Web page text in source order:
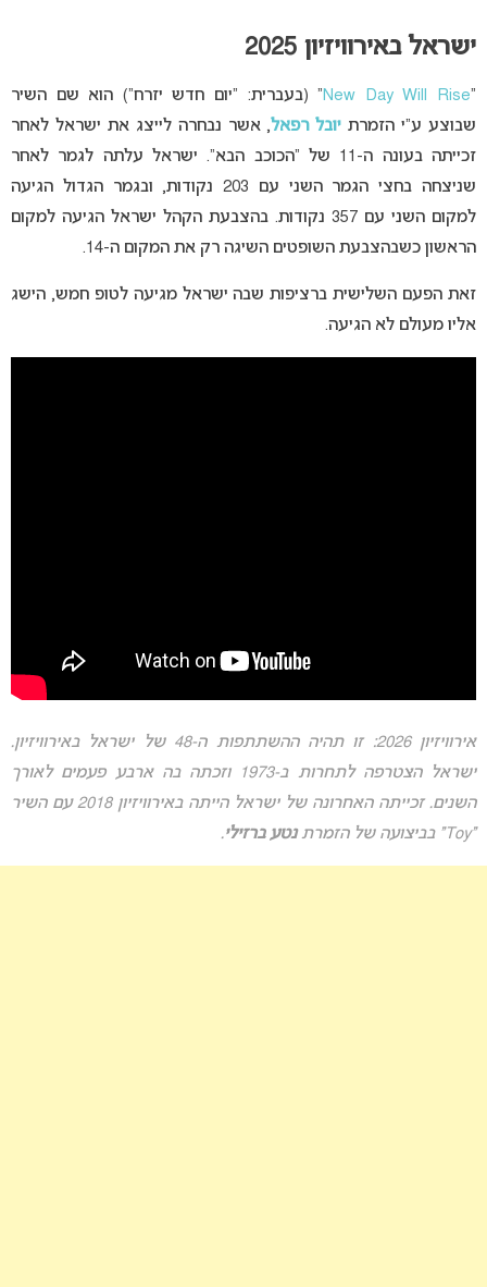
ישראל באירוויזיון 2025
“
New Day Will Rise” (בעברית: “יום חדש יזרח”) הוא שם השיר
שבוצע ע”י הזמרת יובל רפאל, אשר נבחרה לייצג את ישראל לאחר
זכייתה בעונה ה-11 של “הכוכב הבא”. ישראל עלתה לגמר לאחר
שניצחה בחצי הגמר השני עם 203 נקודות, ובגמר הגדול הגיעה
למקום השני עם 357 נקודות. בהצבעת הקהל ישראל הגיעה למקום
הראשון כשבהצבעת השופטים השיגה רק את המקום ה-14.
זאת הפעם השלישית ברציפות שבה ישראל מגיעה לטופ חמש, הישג
אליו מעולם לא הגיעה.
אירוויזיון 2026: זו תהיה ההשתתפות ה-48 של ישראל באירוויזיון.
ישראל הצטרפה לתחרות ב-1973 וזכתה בה ארבע פעמים לאורך
השנים. זכייתה האחרונה של ישראל הייתה באירוויזיון 2018 עם השיר
“Toy” בביצועה של הזמרת
נטע ברזילי.